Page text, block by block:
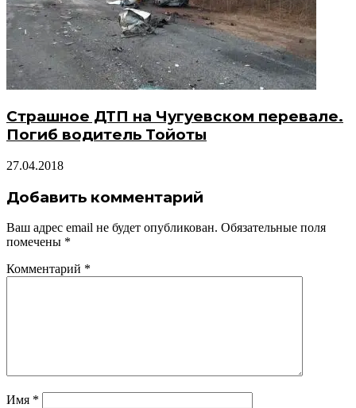
Страшное ДТП на Чугуевском перевале.
Погиб водитель Тойоты
27.04.2018
Добавить комментарий
Ваш адрес email не будет опубликован. Обязательные поля
помечены *
Комментарий *
Имя *